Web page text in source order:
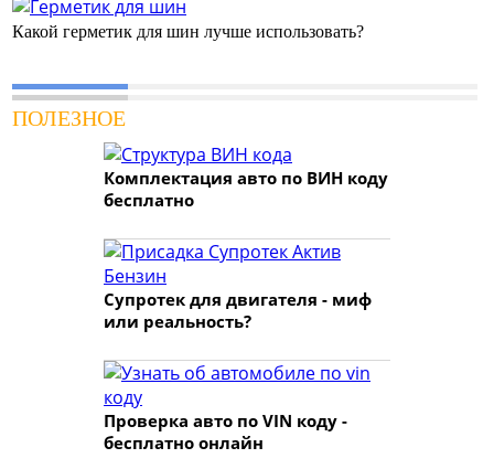
Какой герметик для шин лучше использовать?
ПОЛЕЗНОЕ
Комплектация авто по ВИН коду
бесплатно
Супротек для двигателя - миф
или реальность?
Проверка авто по VIN коду -
бесплатно онлайн